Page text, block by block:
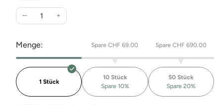
Verringere
Menge
für
Damen
Bio
Hoodie
Erhöhe
Damen
Bio
Zip
Hoodie
Menge: Spare CHF 69.00 Spare CHF 690.00
1 Stück
10 Stück
Spare 10%
50 Stück
Spare 20%